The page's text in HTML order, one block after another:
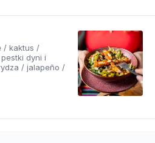
/ kaktus /
dyni i
/ jalapeño /